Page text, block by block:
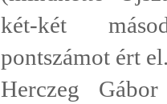
két-két
pontszámot ért
Herczeg